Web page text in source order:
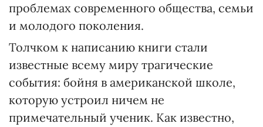
проблемах современного общества, семьи
и молодого поколения.
Толчком к написанию книги стали
известные всему миру трагические
события: бойня в американской школе,
которую устроил ничем не
примечательный ученик. Как известно,